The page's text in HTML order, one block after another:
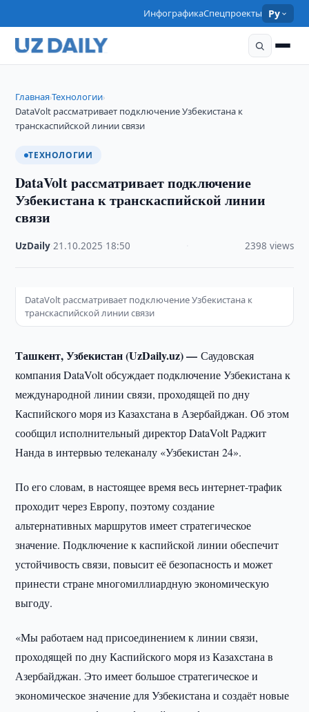
ИнфографикаСпецпроекты Ру
Главная›Технологии›
DataVolt рассматривает подключение Узбекистана к
транскаспийской линии связи
ТЕХНОЛОГИИ
DataVolt рассматривает подключение
Узбекистана к транскаспийской линии
связи
UzDaily ·21.10.2025 18:50 2398 views
DataVolt рассматривает подключение Узбекистана к
транскаспийской линии связи
Ташкент, Узбекистан (UzDaily.uz) —Саудовская
компания DataVolt обсуждает подключение Узбекистана к
международной линии связи, проходящей по дну
Каспийского моря из Казахстана в Азербайджан. Об этом
сообщил исполнительный директор DataVolt Раджит
Нанда в интервью телеканалу «Узбекистан 24».
По его словам, в настоящее время весь интернет-трафик
проходит через Европу, поэтому создание
альтернативных маршрутов имеет стратегическое
значение. Подключение к каспийской линии обеспечит
устойчивость связи, повысит её безопасность и может
принести стране многомиллиардную экономическую
выгоду.
«Мы работаем над присоединением к линии связи,
проходящей по дну Каспийского моря из Казахстана в
Азербайджан. Это имеет большое стратегическое и
экономическое значение для Узбекистана и создаёт новые